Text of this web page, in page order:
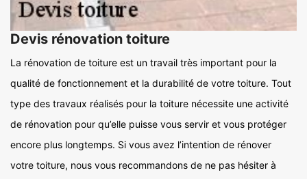
Devis rénovation toiture
La rénovation de toiture est un travail très important pour la
qualité de fonctionnement et la durabilité de votre toiture. Tout
type des travaux réalisés pour la toiture nécessite une activité
de rénovation pour qu’elle puisse vous servir et vous protéger
encore plus longtemps. Si vous avez l’intention de rénover
votre toiture, nous vous recommandons de ne pas hésiter à